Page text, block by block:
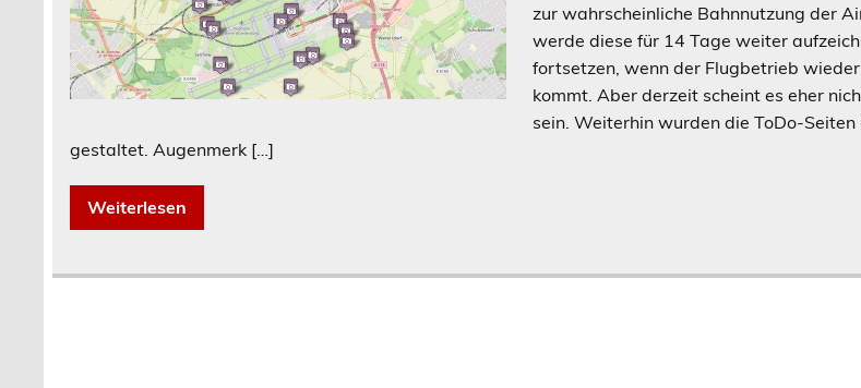
zur wahrscheinliche Bahnnutzung der
werde diese für 14 Tage weiter
fortsetzen, wenn der Flugbetrieb
kommt. Aber derzeit scheint es eher
sein. Weiterhin wurden die ToDo-
gestaltet. Augenmerk […]
Weiterlesen